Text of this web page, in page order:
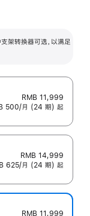
架转换器可选，以满足
RMB 11,999
500/月 (24 期) 起
RMB 14,999
625/月 (24 期) 起
RMB 11,999